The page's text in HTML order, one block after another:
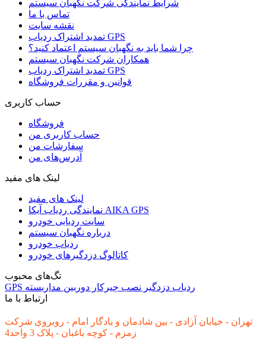
شرایط نمایندگی شرکت نگهبان سیستم
تماس با ما
نقشه سایت
تمدید اشتراک ردیاب GPS
چرا شما باید به نگهبان سیستم اعتماد کنید؟
همکاران شرکت نگهبان سیستم
تمدید اشتراک ردیاب GPS
قوانین و مقررات فروشگاه
حساب کاربری
فروشگاه
حساب کاربری من
سفارشات من
آدرس‌های من
لینک های مفید
لینک های مفید
نمایندگی ردیاب آیکا AIKA GPS
سایت ردیابی خودرو
درباره نگهبان سیستم
ردیاب خودرو
کاتالوگ دزدگیرهای خودرو
تگ‌های محبوب
GPS
ردیاب دزدگیر نصب چیرکار دوربین مداربسته
ارتباط با ما
تهران - خیابان آزادی - بین شادمان و یادگار امام - روبروی شرکت
زمزم - کوچه باغبان - پلاک 3 واحد4